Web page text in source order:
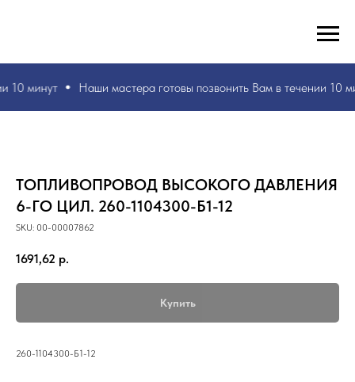
10 минут Наши мастераготовы позвонить Вам в течении 10
ТОПЛИВОПРОВОД ВЫСОКОГО ДАВЛЕНИЯ
6-ГО ЦИЛ. 260-1104300-Б1-12
SKU: 00-00007862
1691,62 р.
Купить
260-1104300-Б1-12